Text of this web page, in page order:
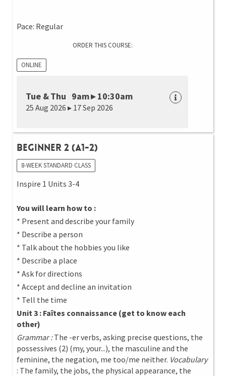
Pace: Regular
ORDER THIS COURSE:
ONLINE
Tue & Thu 9am ▸ 10:30am
25 Aug 2026 ▸ 17 Sep 2026
Beginner 2 (A1-2)
8-WEEK STANDARD CLASS
Inspire 1 Units 3-4
You will learn how to :
* Present and describe your family
* Describe a person
* Talk about the hobbies you like
* Describe a place
* Ask for directions
* Accept and decline an invitation
* Tell the time
Unit 3 : Faîtes connaissance (get to know each
other)
Grammar :The -er verbs, asking precise questions, the
possessives (2) (my, your...), the masculine and the
feminine, the negation, me too/me neither. Vocabulary
: The family, the jobs, the physical appearance, the